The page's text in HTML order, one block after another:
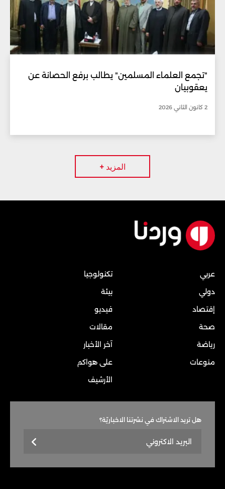
"تجمع العلماء المسلمين" يطالب برفع الحصانة عن
يعقوبيان
2 كانون الثاني 2026
المزيد +
عربي
دولي
إقتصاد
صحة
رياضة
منوعات
تكنولوجيا
بيئة
فيديو
مقالات
آخر الأخبار
على هواكم
الأرشيف
هل تريد الاشتراك في نشرتنا الاخباريّة؟